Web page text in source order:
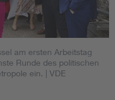
am ersten Arbeitstag
Runde des politischen
ein. | VDE